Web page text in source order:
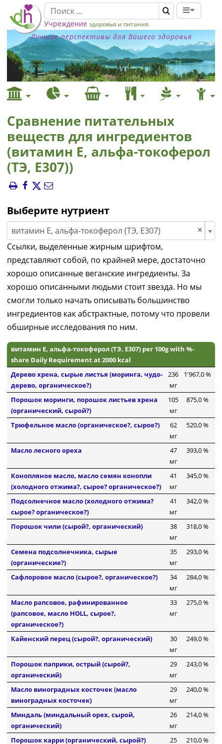
Учреждение здоровья и питания
Лучшие перспективы для Вашего здоровья
Сравнение питательных
веществ для ингредиентов
(витамин Е, альфа-токоферол
(ТЭ, E307))
Выберите нутриент
×
витамин Е, альфа-токоферол (ТЭ, E307)
Ссылки, выделенные жирным шрифтом,
представляют собой, по крайней мере, достаточно
хорошо описанные веганские ингредиенты. За
хорошо описанными людьми стоит звезда. Но мы
смогли только начать описывать большинство
ингредиентов как абстрактные, потому что провели
обширные исследования по ним.
витамин Е, альфа-токоферол (ТЭ, E307) per 100g with %-
share Daily Requirement at 2000 kcal
Дерево хрена, сырые листья (моринга, чудо-
дерево, органическое?)
236
мг
1'967,0 %
Порошок моринги, порошок листьев хрена
(органический, сырой?)
105
мг
875,0 %
Трюфельное масло (органическое?, сырое?)
62
мг
520,0 %
Масло лесного ореха
47
мг
393,0 %
Конопляное масло, масло семян конопли
(холодного отжима?, сырое? органическое?)
41
мг
345,0 %
Подсолнечное масло (холодного отжима?
сырое? органическое?)
41
мг
342,0 %
Порошок чили (сырой?, органический)
38
мг
318,0 %
Семена подсолнечника, сырые
(органические?)
35
мг
293,0 %
Сафлоровое масло (сырое?, органическое?)
34
мг
284,0 %
Масло рапсовое, рафинированное
(рапсовое, масло HOLL, сырое?,
органическое?)
33
мг
275,0 %
Кайенский перец (сырой?, органический)
30
мг
249,0 %
Порошок паприки, острый (сырой?,
органический)
29
мг
243,0 %
Масло виноградных косточек (масло
виноградных косточек)
29
мг
240,0 %
Миндаль (миндальный орех, сырой,
органический)
26
мг
214,0 %
Порошок карри (органический, сырой?)
25
210,0 %